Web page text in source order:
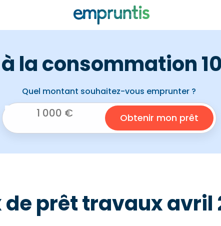
la consommation
Quel montant souhaitez-vous emprunter ?
de prêt travaux avril